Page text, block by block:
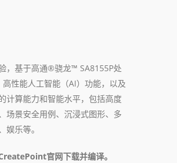
，基于高通®骁龙™ SA8155P处
性能人工智能（AI）功能，以及
计算能力和智能水平，包括高度
场景安全用例、沉浸式图形、多
乐等。
官网下载并编译。